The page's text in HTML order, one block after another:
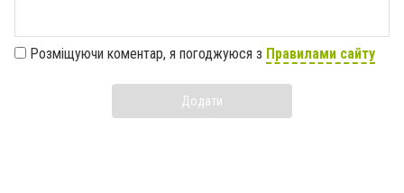
Розміщуючи коментар, я погоджуюся з Правилами сайту
Додати